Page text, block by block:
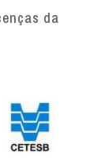
da